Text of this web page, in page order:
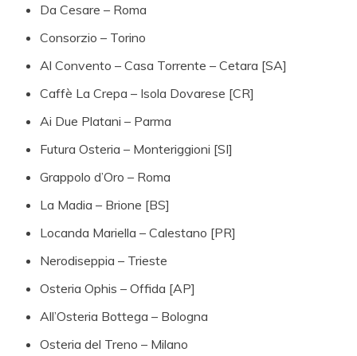
Da Cesare – Roma
Consorzio – Torino
Al Convento – Casa Torrente – Cetara [SA]
Caffè La Crepa – Isola Dovarese [CR]
Ai Due Platani – Parma
Futura Osteria – Monteriggioni [SI]
Grappolo d’Oro – Roma
La Madia – Brione [BS]
Locanda Mariella – Calestano [PR]
Nerodiseppia – Trieste
Osteria Ophis – Offida [AP]
All’Osteria Bottega – Bologna
Osteria del Treno – Milano